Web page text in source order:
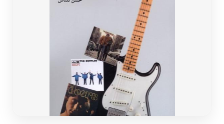
ادبیات آسیا
سایر کشورهای اروپا
داستان کوتاه
شعر و متون کهن